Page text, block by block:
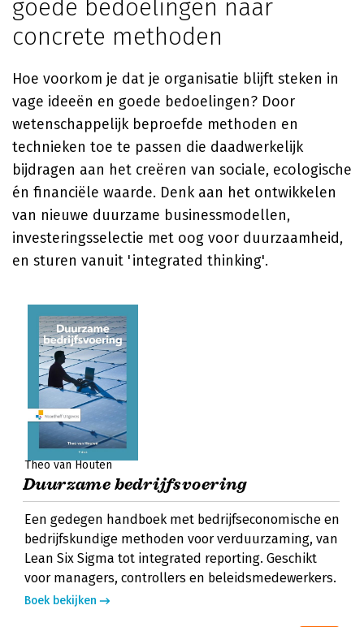
goede bedoelingen naar
concrete methoden
Hoe voorkom je dat je organisatie blijft steken in
vage ideeën en goede bedoelingen? Door
wetenschappelijk beproefde methoden en
technieken toe te passen die daadwerkelijk
bijdragen aan het creëren van sociale, ecologische
én financiële waarde. Denk aan het ontwikkelen
van nieuwe duurzame businessmodellen,
investeringsselectie met oog voor duurzaamheid,
en sturen vanuit 'integrated thinking'.
Theo van Houten
Duurzame bedrijfsvoering
Een gedegen handboek met bedrijfseconomische en
bedrijfskundige methoden voor verduurzaming, van
Lean Six Sigma tot integrated reporting. Geschikt
voor managers, controllers en beleidsmedewerkers.
Boek bekijken